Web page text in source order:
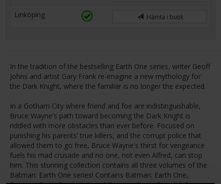
Linköping Hämta i butik
In the tradition of the bestselling Earth One series, writer Geoff
Johns and artist Gary Frank re-imagine a new mythology for
the Dark Knight, where the familiar is no longer the expected.
In a Gotham City where friend and foe are indistinguishable,
Bruce Wayne's path toward becoming the Dark Knight is
riddled with more obstacles than ever before. Focused on
punishing his parents’ true killers, and the corrupt police that
allowed them to go free, Bruce Wayne's thirst for vengeance
fuels his mad crusade and no one, not even Alfred, can stop
him. This stunning collection contains all three volumes of the
Batman: Earth One series! Contains Batman: Earth One,